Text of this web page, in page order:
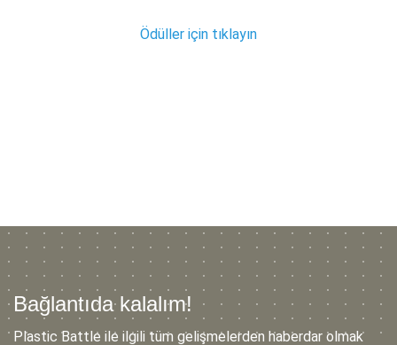
Ödüller için tıklayın
Bağlantıda kalalım!
Plastic Battle ile ilgili tüm gelişmelerden haberdar olmak